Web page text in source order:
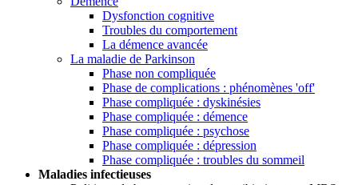
Dysfonction cognitive
Troubles du comportement
La démence avancée
La maladie de Parkinson
Phase non compliquée
Phase de complications : phénomènes 'off'
Phase compliquée : dyskinésies
Phase compliquée : démence
Phase compliquée : psychose
Phase compliquée : dépression
Phase compliquée : troubles du sommeil
Maladies infectieuses